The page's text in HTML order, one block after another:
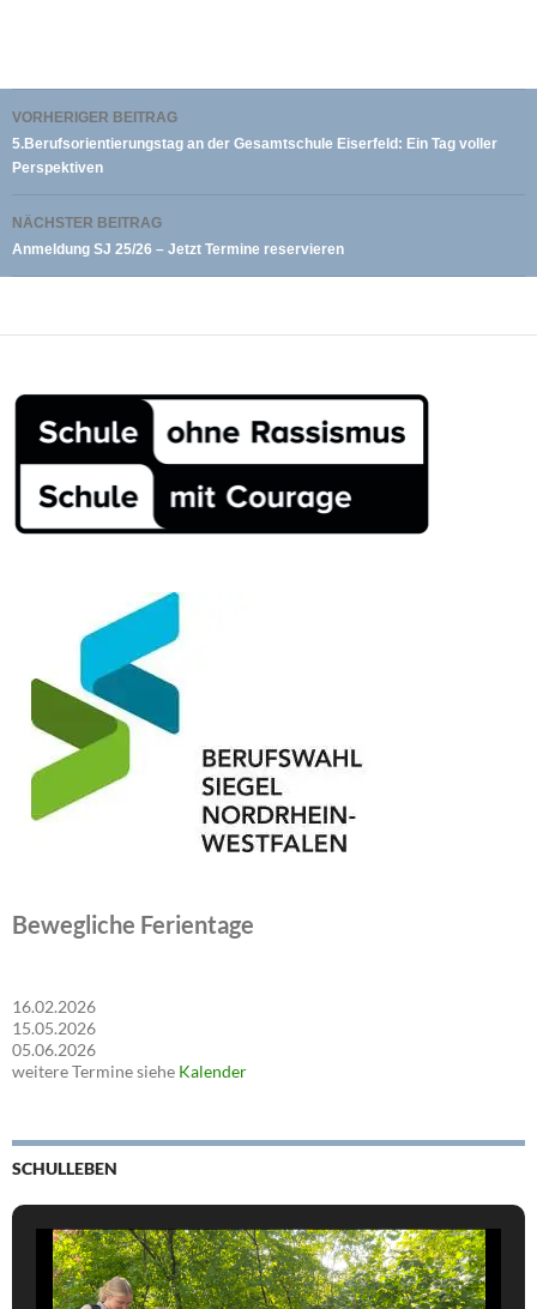
Beitragsnavigation
VORHERIGER BEITRAG
5.Berufsorientierungstag an der Gesamtschule Eiserfeld: Ein Tag voller
Perspektiven
NÄCHSTER BEITRAG
Anmeldung SJ 25/26 – Jetzt Termine reservieren
Bewegliche Ferientage
16.02.2026
15.05.2026
05.06.2026
weitere Termine siehe Kalender
SCHULLEBEN